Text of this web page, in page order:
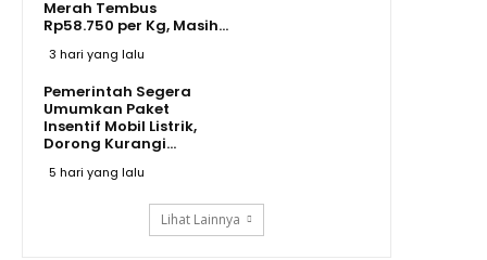
Merah Tembus
Rp58.750 per Kg, Masih...
3 hari yang lalu
Pemerintah Segera
Umumkan Paket
Insentif Mobil Listrik,
Dorong Kurangi...
5 hari yang lalu
Lihat Lainnya